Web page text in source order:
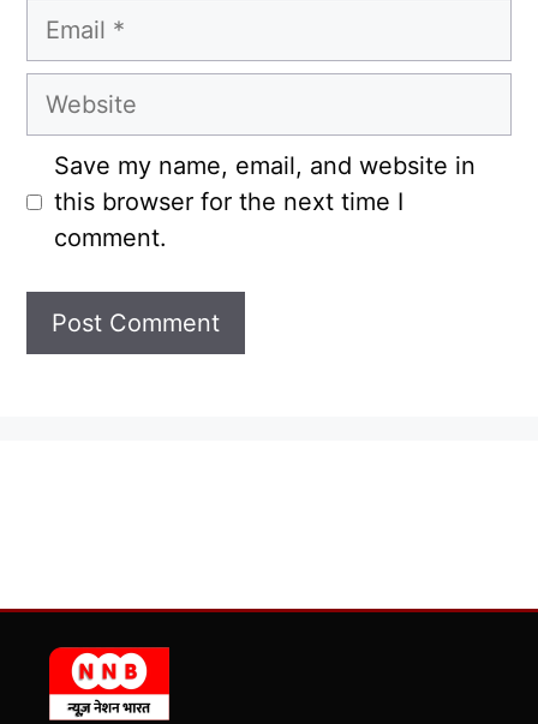
Email
Website
Save my name, email, and website in
this browser for the next time I
comment.